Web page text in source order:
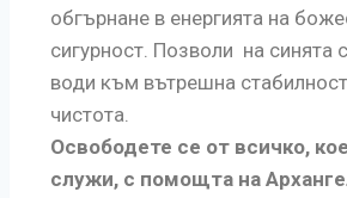
обгърнане в енергията на
сигурност. Позволи на синята
води към вътрешна
чистота.
Освободете се от всичко,
служи, с помощта на